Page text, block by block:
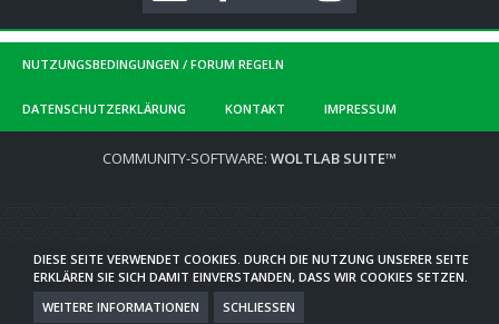
NUTZUNGSBEDINGUNGEN / FORUM REGELN
DATENSCHUTZERKLÄRUNG KONTAKT IMPRESSUM
COMMUNITY-SOFTWARE: WOLTLAB SUITE™
DIESE SEITE VERWENDET COOKIES. DURCH DIE NUTZUNG UNSERER SEITE
ERKLÄREN SIE SICH DAMIT EINVERSTANDEN, DASS WIR COOKIES SETZEN.
WEITERE INFORMATIONEN
SCHLIESSEN